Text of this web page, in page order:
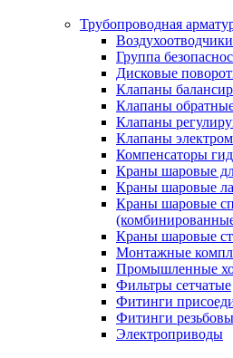
Трубопроводная
Воздухоотводчики
Группа
Дисковые
Клапаны
Клапаны
Клапаны
Клапаны
Компенсаторы
Краны шаровые
Краны шаровые
Краны шаровые
Краны шаровые
Монтажные
Промышленные
Фильтры сетчатые
Фитинги
Фитинги
Электроприводы